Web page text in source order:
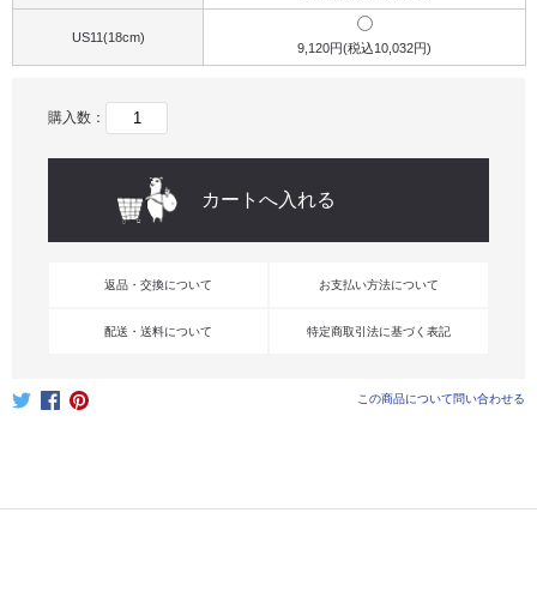
US11(18cm)
9,120円(税込10,032円)
購入数：
返品・交換について お支払い方法について
配送・送料について 特定商取引法に基づく表記
この商品について問い合わせる